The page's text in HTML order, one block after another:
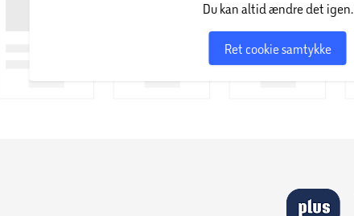
Du kan altid ændre det igen.
Ret cookie samtykke